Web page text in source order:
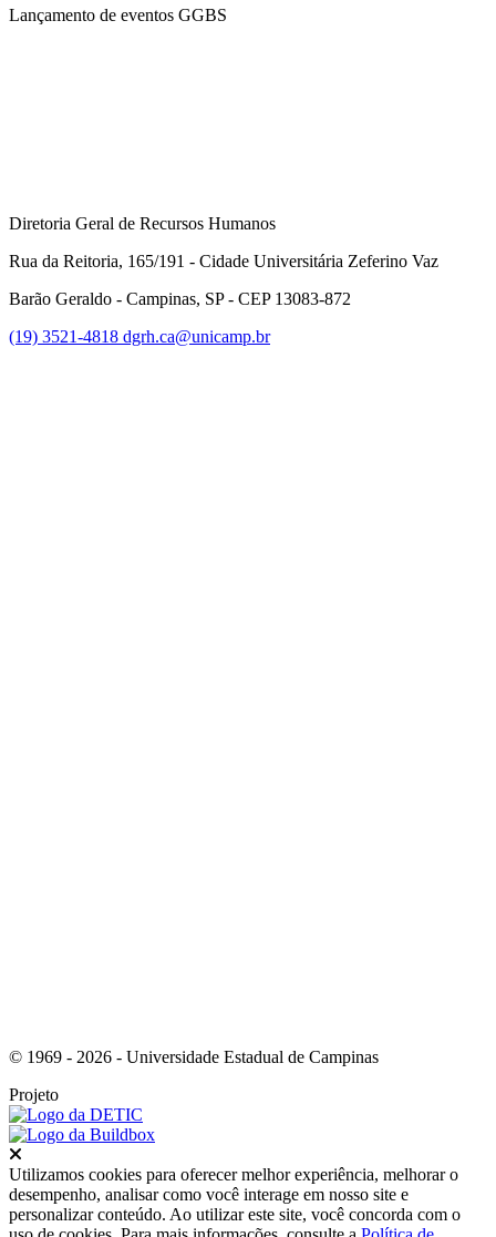
Lançamento de eventos GGBS
Diretoria Geral de Recursos Humanos
Rua da Reitoria, 165/191 - Cidade Universitária Zeferino Vaz
Barão Geraldo - Campinas, SP - CEP 13083-872
(19) 3521-4818 dgrh.ca@unicamp.br
© 1969 - 2026 - Universidade Estadual de Campinas
Projeto
Utilizamos cookies para oferecer melhor experiência, melhorar o
desempenho, analisar como você interage em nosso site e
personalizar conteúdo. Ao utilizar este site, você concorda com o